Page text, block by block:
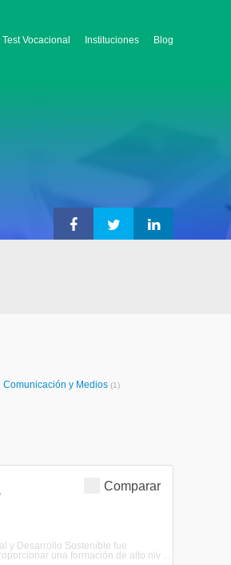
Test Vocacional Instituciones Blog
Comunicación y Medios (1)
Comparar
y Desarrollo Sostenible fue
una formación de alto niv ...